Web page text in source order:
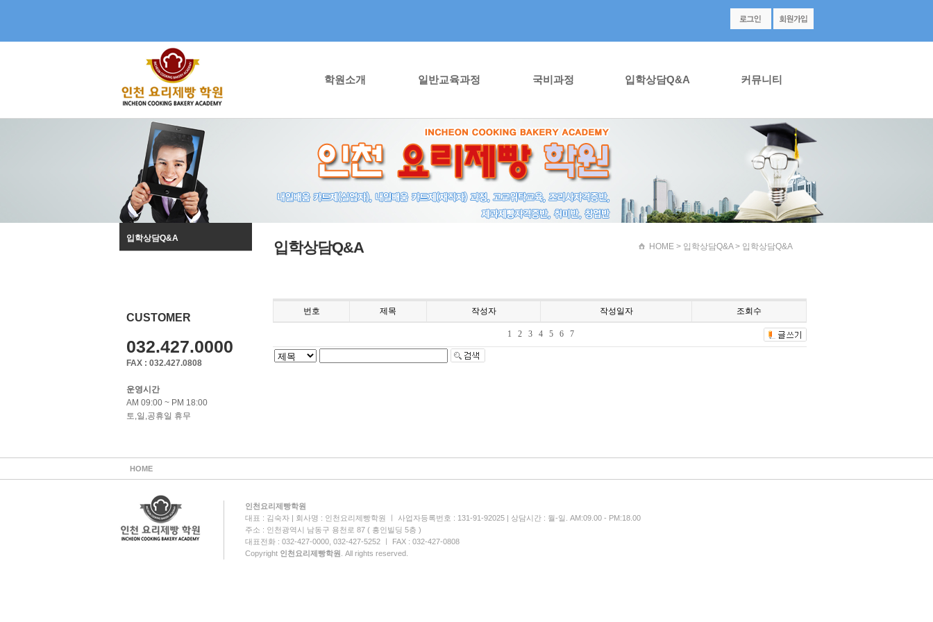
학원소개 일반교육과정 국비과정 입학상담Q&A 커뮤니티
입학상담Q&A
CUSTOMER
032.427.0000
FAX : 032.427.0808
운영시간
AM 09:00 ~ PM 18:00
토,일,공휴일 휴무
입학상담Q&A HOME > 입학상담Q&A > 입학상담Q&A
번호 제목 작성자 작성일자 조회수
1 2 3 4 5 6 7
HOME
인천요리제빵학원
대표 : 김숙자 | 회사명 : 인천요리제빵학원 ㅣ 사업자등록번호 : 131-91-92025 | 상담시간 : 월-일. AM:09.00 - PM:18.00
주소 : 인천광역시 남동구 용천로 87 ( 흥인빌딩 5층 )
대표전화 : 032-427-0000, 032-427-5252 ㅣ FAX : 032-427-0808
Copyright 인천요리제빵학원 . All rights reserved.